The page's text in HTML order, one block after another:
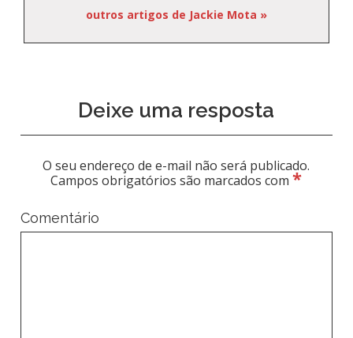
outros artigos de Jackie Mota »
Deixe uma resposta
O seu endereço de e-mail não será publicado.
Campos obrigatórios são marcados com*
Comentário